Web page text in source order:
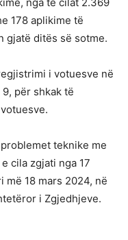
178 aplikime të
gjatë ditës së sotme.
i votuesve në
për shkak të
teknike me
cila zgjati nga 17
më 18 mars 2024, në
i Zgjedhjeve.